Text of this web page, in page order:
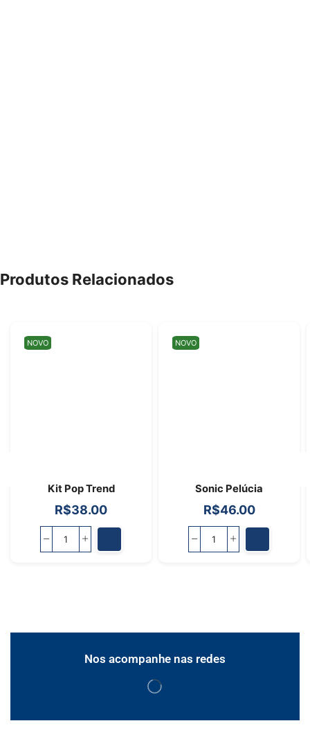
Produtos Relacionados
NOVO
Kit Pop Trend
R$38.00
NOVO
Sonic Pelúcia
R$46.00
Nos acompanhe nas redes